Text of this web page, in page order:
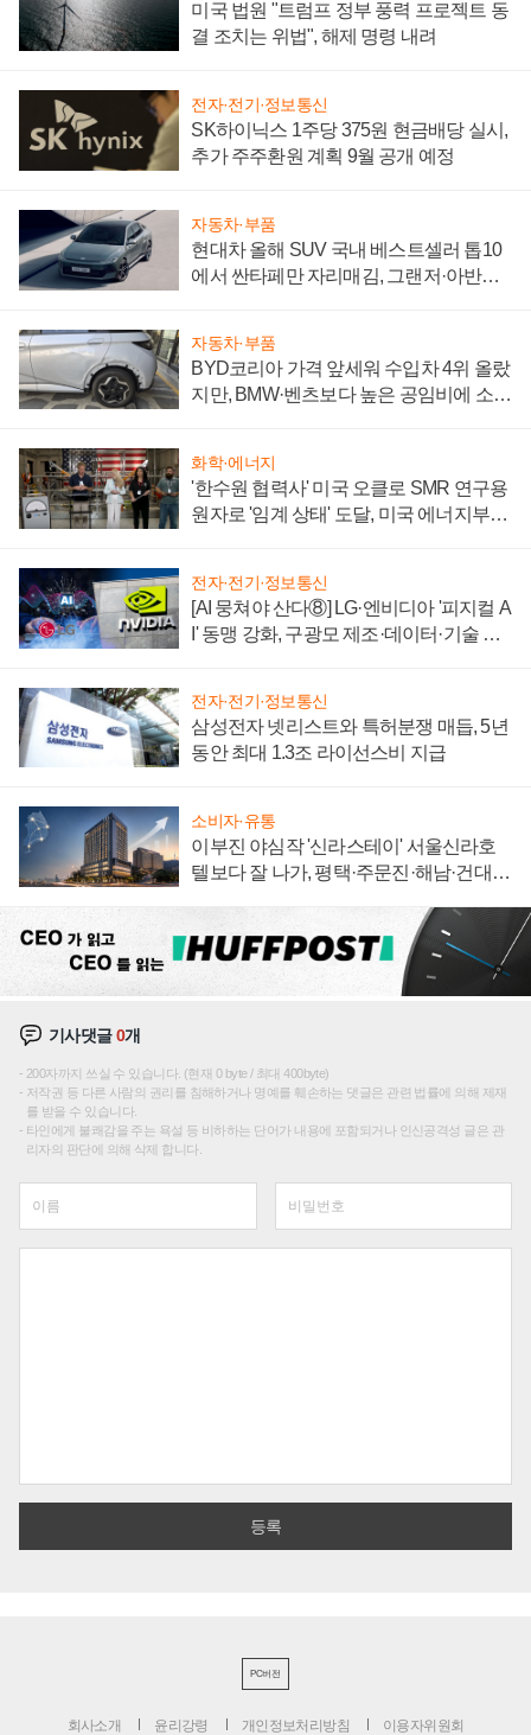
미국 법원 "트럼프 정부 풍력 프로젝트 동
결 조치는 위법", 해제 명령 내려
전자·전기·정보통신
SK하이닉스 1주당 375원 현금배당 실시,
추가 주주환원 계획 9월 공개 예정
자동차·부품
현대차 올해 SUV 국내 베스트셀러 톱10
에서 싼타페만 자리매김, 그랜저·아반떼
자동차·부품
BYD코리아 가격 앞세워 수입차 4위 올랐
지만, BMW·벤츠보다 높은 공임비에 소비
화학·에너지
'한수원 협력사' 미국 오클로 SMR 연구용
원자로 '임계 상태' 도달, 미국 에너지부
전자·전기·정보통신
[AI 뭉쳐야 산다⑧] LG·엔비디아 '피지컬 A
I' 동맹 강화, 구광모 제조·데이터·기술 결
전자·전기·정보통신
삼성전자 넷리스트와 특허분쟁 매듭, 5년
동안 최대 1.3조 라이선스비 지급
소비자·유통
이부진 야심작 '신라스테이' 서울신라호
텔보다 잘 나가, 평택·주문진·해남·건대로
기사댓글0개
200자까지 쓰실 수 있습니다. (현재 0 byte / 최대 400byte)
저작권 등 다른 사람의 권리를 침해하거나 명예를 훼손하는 댓글은 관련 법률에 의해 제재
를 받을 수 있습니다.
타인에게 불쾌감을 주는 욕설 등 비하하는 단어가 내용에 포함되거나 인신공격성 글은 관
리자의 판단에 의해 삭제 합니다.
PC버전
회사소개 윤리강령 개인정보처리방침 이용자위원회